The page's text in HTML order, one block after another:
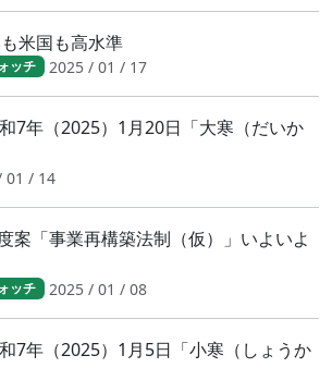
米国も高水準
ッチ 2025 / 01 / 17
年（2025）1月20日「大寒（だいか
01 / 14
案「事業再構築法制（仮）」いよいよ
ッチ 2025 / 01 / 08
年（2025）1月5日「小寒（しょうか